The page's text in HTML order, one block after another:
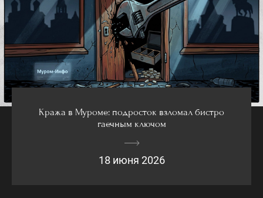
Кража в Муроме: подросток взломал бистро
гаечным ключом
18 июня 2026